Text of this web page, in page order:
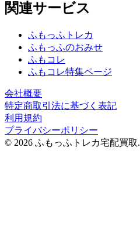
関連サービス
ふもっふトレカ
ふもっふのおみせ
ふもコレ
ふもコレ特集ページ
会社概要
特定商取引法に基づく表記
利用規約
プライバシーポリシー
© 2026 ふもっふトレカ宅配買取.